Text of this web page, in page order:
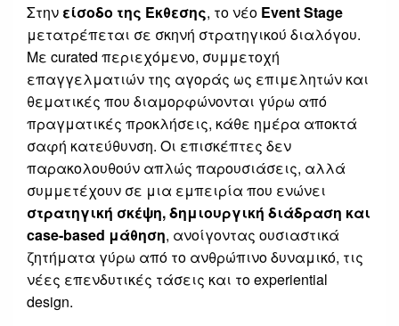
Στην είσοδο της Έκθεσης, το νέο Event Stage
μετατρέπεται σε σκηνή στρατηγικού διαλόγου.
Με curated περιεχόμενο, συμμετοχή
επαγγελματιών της αγοράς ως επιμελητών και
θεματικές που διαμορφώνονται γύρω από
πραγματικές προκλήσεις, κάθε ημέρα αποκτά
σαφή κατεύθυνση. Οι επισκέπτες δεν
παρακολουθούν απλώς παρουσιάσεις, αλλά
συμμετέχουν σε μια εμπειρία που ενώνει
στρατηγική σκέψη, δημιουργική διάδραση και
case-based μάθηση, ανοίγοντας ουσιαστικά
ζητήματα γύρω από το ανθρώπινο δυναμικό, τις
νέες επενδυτικές τάσεις και το experiential
design.